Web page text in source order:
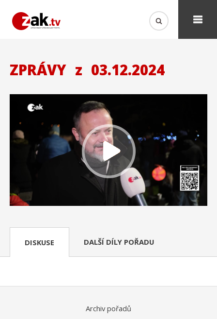
ZPRÁVY z 03.12.2024
DISKUSE DALŠÍ DÍLY POŘADU
Archiv pořadů